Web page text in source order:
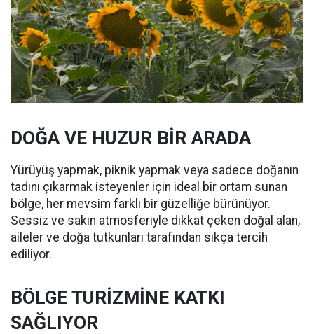
DOĞA VE HUZUR BİR ARADA
Yürüyüş yapmak, piknik yapmak veya sadece doğanın
tadını çıkarmak isteyenler için ideal bir ortam sunan
bölge, her mevsim farklı bir güzelliğe bürünüyor.
Sessiz ve sakin atmosferiyle dikkat çeken doğal alan,
aileler ve doğa tutkunları tarafından sıkça tercih
ediliyor.
BÖLGE TURİZMİNE KATKI
SAĞLIYOR